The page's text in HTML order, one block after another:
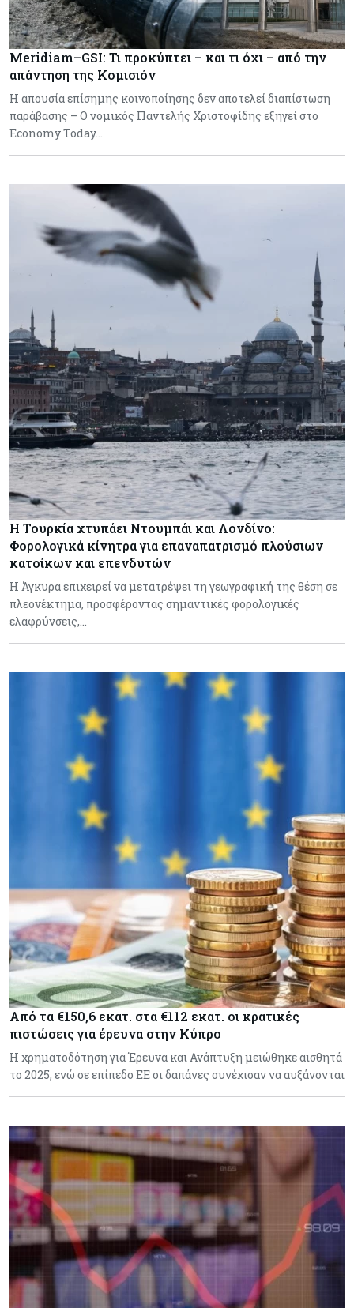
Meridiam–GSI: Τι προκύπτει – και τι όχι – από την
απάντηση της Κομισιόν
Η απουσία επίσημης κοινοποίησης δεν αποτελεί διαπίστωση
παράβασης – Ο νομικός Παντελής Χριστοφίδης εξηγεί στο
Economy Today…
Η Τουρκία χτυπάει Ντουμπάι και Λονδίνο:
Φορολογικά κίνητρα για επαναπατρισμό πλούσιων
κατοίκων και επενδυτών
Η Άγκυρα επιχειρεί να μετατρέψει τη γεωγραφική της θέση σε
πλεονέκτημα, προσφέροντας σημαντικές φορολογικές
ελαφρύνσεις,…
Από τα €150,6 εκατ. στα €112 εκατ. οι κρατικές
πιστώσεις για έρευνα στην Κύπρο
Η χρηματοδότηση για Έρευνα και Ανάπτυξη μειώθηκε αισθητά
το 2025, ενώ σε επίπεδο ΕΕ οι δαπάνες συνέχισαν να αυξάνονται